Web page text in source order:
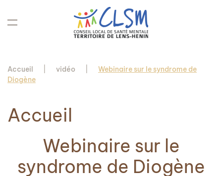
Accéder au contenu principal
Accueil vidéo
Webinaire sur le syndrome de
Diogène
Accueil
Webinaire sur le
syndrome de Diogène